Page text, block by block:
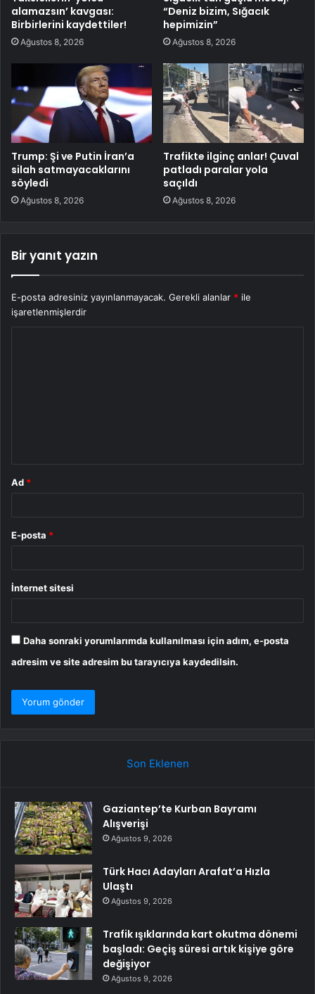
alamazsın’ kavgası:
Birbirlerini kaydettiler!
Ağustos 8, 2026
“Deniz bizim, Sığacık
hepimizin”
Ağustos 8, 2026
Trump: Şi ve Putin İran’a
silah satmayacaklarını
söyledi
Ağustos 8, 2026
Trafikte ilginç anlar! Çuval
patladı paralar yola
saçıldı
Ağustos 8, 2026
Bir yanıt yazın
E-posta adresiniz yayınlanmayacak. Gerekli alanlar * ile
işaretlenmişlerdir
Ad *
E-posta *
İnternet sitesi
Daha sonraki yorumlarımda kullanılması için adım, e-posta
adresim ve site adresim bu tarayıcıya kaydedilsin.
Son Eklenen
Gaziantep’te Kurban Bayramı
Alışverişi
Ağustos 9, 2026
Türk Hacı Adayları Arafat’a Hızla
Ulaştı
Ağustos 9, 2026
Trafik ışıklarında kart okutma dönemi
başladı: Geçiş süresi artık kişiye göre
değişiyor
Ağustos 9, 2026